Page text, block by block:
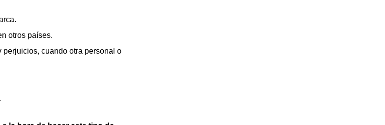
otros países.
perjuicios, cuando otra personal o